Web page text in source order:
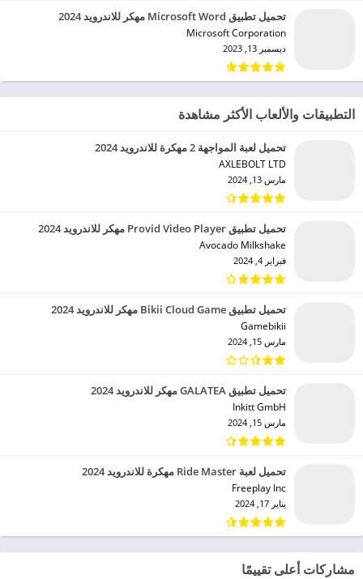
تحميل تطبيق Microsoft Word مهكر للاندرويد 2024
Microsoft Corporation‏
ديسمبر 13, 2023
التطبيقات والألعاب الأكثر مشاهدة
تحميل لعبة المواجهة 2 مهكرة للاندرويد 2024
AXLEBOLT LTD‏
مارس 13, 2024
تحميل تطبيق Provid Video Player مهكر للاندرويد 2024
Avocado Milkshake‏
فبراير 4, 2024
تحميل تطبيق Bikii Cloud Game مهكر للاندرويد 2024
Gamebikii‏
مارس 15, 2024
تحميل تطبيق GALATEA مهكر للاندرويد 2024
Inkitt GmbH‏
مارس 15, 2024
تحميل لعبة Ride Master مهكرة للاندرويد 2024
Freeplay Inc‏
يناير 17, 2024
مشاركات أعلى تقييمًا